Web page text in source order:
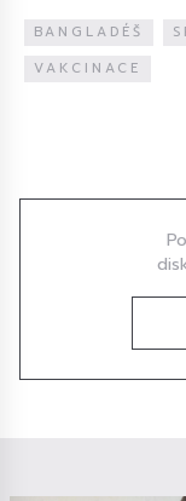
BANGLADÉŠ
VAKCINACE